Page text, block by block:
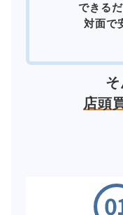
できる
対面で
店頭